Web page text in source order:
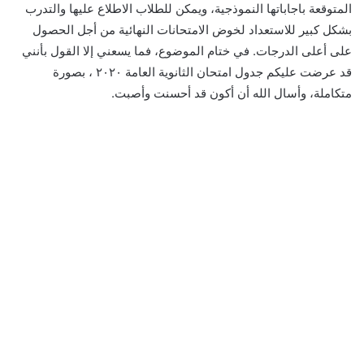
المتوقعة باجاباتها النموذجية، ويمكن للطلاب الاطلاع عليها والتدرب
بشكل كبير للاستعداد لخوض الامتحانات النهائية من أجل الحصول
على أعلى الدرجات. في ختام الموضوع، فما يسعني إلا القول بأنني
قد عرضت عليكم جدول امتحان الثانوية العامة ٢٠٢٠ ، بصورة
متكاملة، وأسال الله أن أكون قد أحسنت وأصبت.